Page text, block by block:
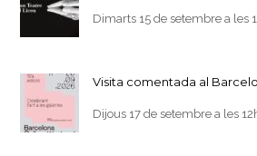
Dimarts 15 de setembre a les
Visita comentada al
Dijous 17 de setembre a les